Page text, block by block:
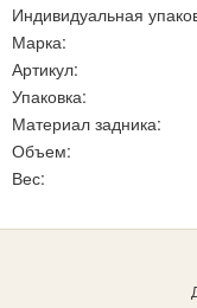
Индивидуальная
Марка:
Артикул:
Упаковка:
Материал задника:
Объем:
Вес: